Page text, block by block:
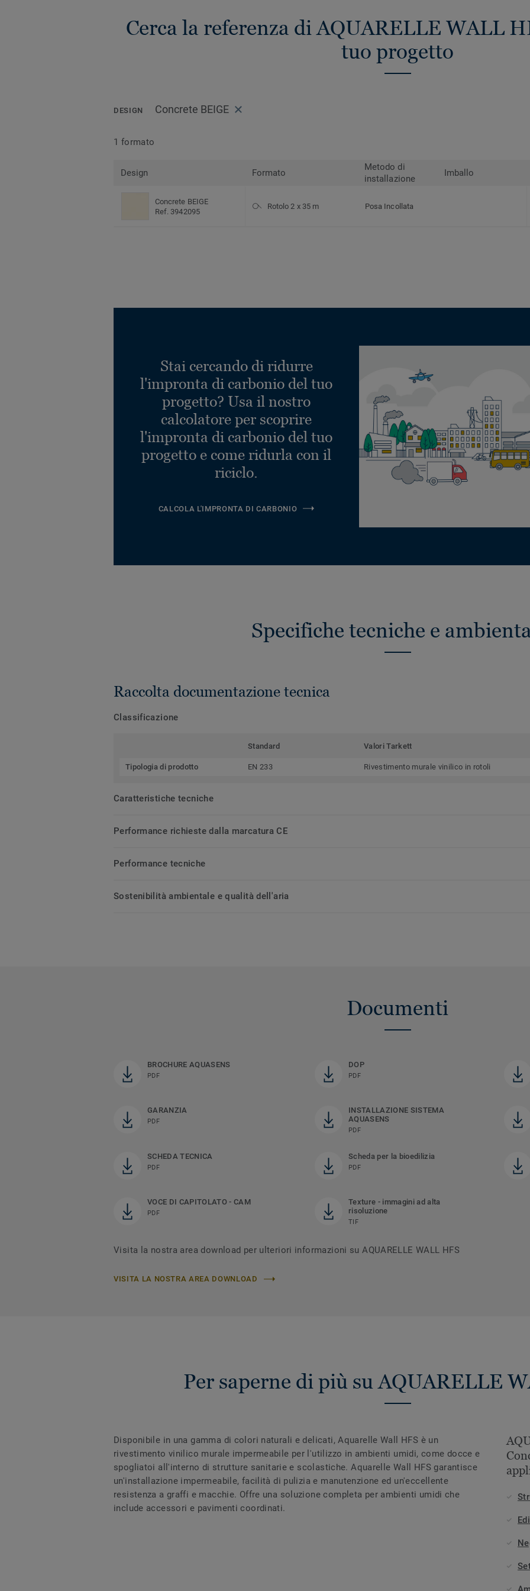
Cerca la referenza di AQUARELLE WALL
tuo progetto
DESIGN Concrete BEIGE
1 formato
Design Formato
Metodo di
installazione
Imballo
Concrete BEIGE
Ref. 3942095
Rotolo 2 x 35 m Posa Incollata
Stai cercando di ridurre
l'impronta di carbonio del tuo
progetto? Usa il nostro
calcolatore per scoprire
l'impronta di carbonio del tuo
progetto e come ridurla con il
riciclo.
CALCOLA L'IMPRONTA DI CARBONIO
Specifiche tecniche e
Raccolta documentazione tecnica
Classificazione
Standard Valori Tarkett
Tipologia di prodotto EN 233 Rivestimento murale vinilico in rotoli
Caratteristiche tecniche
Performance richieste dalla marcatura CE
Performance tecniche
Sostenibilità ambientale e qualità dell'aria
Documenti
BROCHURE AQUASENS
PDF
DOP
PDF
GARANZIA
PDF
INSTALLAZIONE SISTEMA
AQUASENS
PDF
SCHEDA TECNICA
PDF
Scheda per la bioedilizia
PDF
VOCE DI CAPITOLATO - CAM
PDF
Texture - immagini ad alta
risoluzione
TIF
Visita la nostra area download per ulteriori informazioni su AQUARELLE WALL HFS
VISITA LA NOSTRA AREA DOWNLOAD
Per saperne di più su AQUARELLE
Disponibile in una gamma di colori naturali e delicati, Aquarelle Wall HFS è un
rivestimento vinilico murale impermeabile per l'utilizzo in ambienti umidi, come docce e
spogliatoi all'interno di strutture sanitarie e scolastiche. Aquarelle Wall HFS garantisce
un'installazione impermeabile, facilità di pulizia e manutenzione ed un'eccellente
resistenza a graffi e macchie. Offre una soluzione completa per ambienti umidi che
include accessori e pavimenti coordinati.